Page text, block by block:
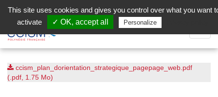
Facebook (Customer Chat) is disabled.
la
ccism_plan_dorientation_strategique_pagepage_web.pdf
(.pdf, 1.75 Mo)
This site uses cookies and gives you control over what you want
activate
✓ OK, accept all Personalize